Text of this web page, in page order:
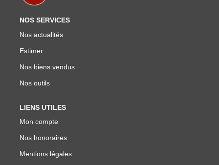
NOS SERVICES
Nos actualités
Estimer
Nos biens vendus
Nos outils
LIENS UTILES
Mon compte
Nos honoraires
Mentions légales